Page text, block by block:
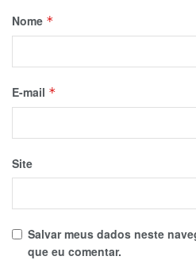
Nome *
E-mail *
Site
Salvar meus dados neste
que eu comentar.